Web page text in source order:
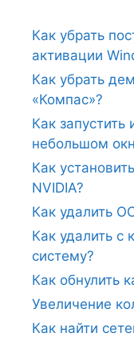
Как убрать
активации
Как убрать
«Компас»?
Как запустить
небольшом
Как
NVIDIA?
Как удалить
Как удалить с
систему?
Как обнулить
Увеличение
Как найти